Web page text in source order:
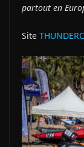
partout en
Site